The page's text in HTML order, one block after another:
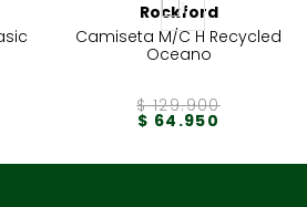
Rockford
Camiseta M/C H Recycled
Oceano
$ 129.900
$ 64 .950